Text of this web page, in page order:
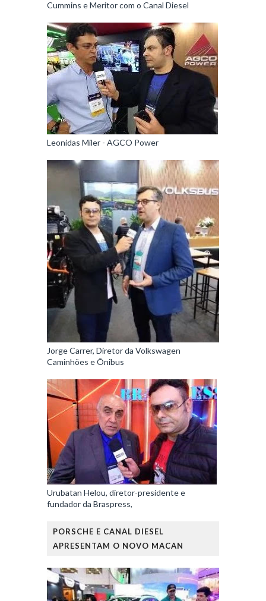
Cummins e Meritor com o Canal Diesel
Leonidas Miler - AGCO Power
Jorge Carrer, Diretor da Volkswagen
Caminhões e Ônibus
Urubatan Helou, diretor-presidente e
fundador da Braspress,
PORSCHE E CANAL DIESEL
APRESENTAM O NOVO MACAN